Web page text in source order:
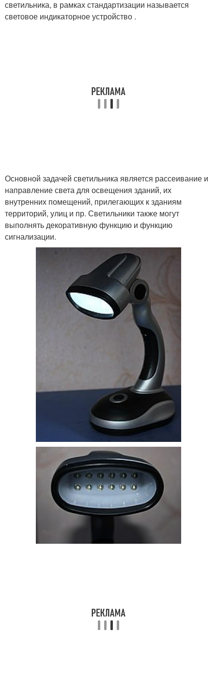
светильника, в рамках стандартизации называется
световое индикаторное устройство .
Основной задачей светильника является рассеивание и
направление света для освещения зданий, их
внутренних помещений, прилегающих к зданиям
территорий, улиц и пр. Светильники также могут
выполнять декоративную функцию и функцию
сигнализации.